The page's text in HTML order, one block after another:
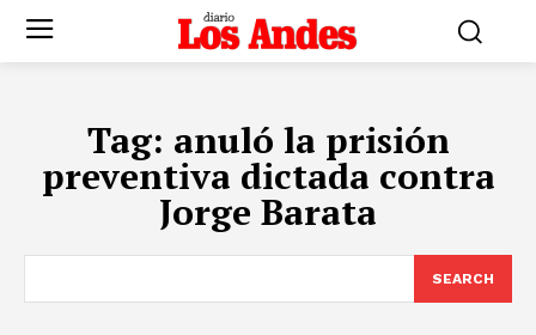
Tag: anuló la prisión
preventiva dictada contra
Jorge Barata
SEARCH